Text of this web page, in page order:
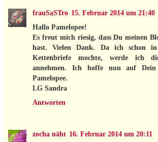
frauSaSTro 15. Februar 2014 um 21:40
Hallo Pamelopee!
Es freut mich riesig, dass Du meinen
hast. Vielen Dank. Da ich schon
Kettenbriefe mochte, werde ich
annehmen. Ich hoffe nun auf Dein
Pamelopee.
LG Sandra
Antworten
zocha näht 16. Februar 2014 um 20:11